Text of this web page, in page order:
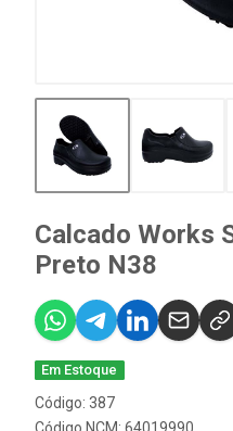
Calcado Works
Preto N38
Em Estoque
Código: 387